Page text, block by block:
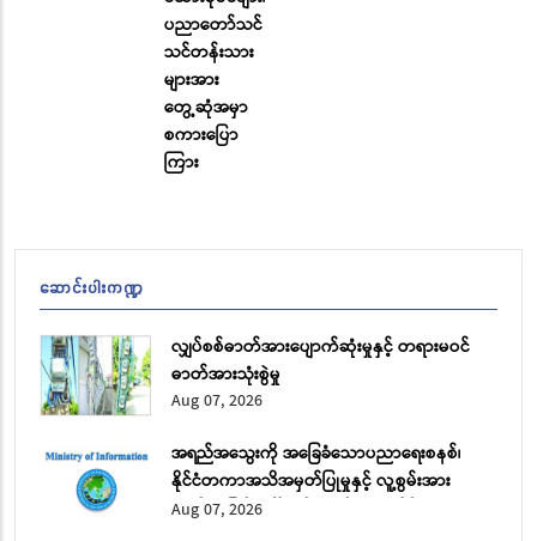
ပညာတော်သင်
သင်တန်းသား
များအား
တွေ့ဆုံအမှာ
စကားပြော
ကြား
ဆောင်းပါးကဏ္ဍ
လျှပ်စစ်ဓာတ်အားပျောက်ဆုံးမှုနှင့် တရားမဝင်
ဓာတ်အားသုံးစွဲမှု
Aug 07, 2026
အရည်အသွေးကို အခြေခံသောပညာရေးစနစ်၊
နိုင်ငံတကာအသိအမှတ်ပြုမှုနှင့် လူ့စွမ်းအား
အရင်းအမြစ် ဖွံ့ဖြိုးတိုးတက်ရေး အပိုင်း (၂)
Aug 07, 2026